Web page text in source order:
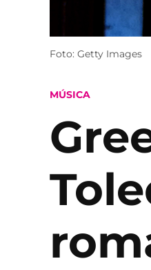
Foto: Getty Images
POSTED
MÚSICA